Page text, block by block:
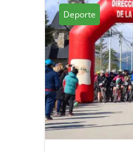
Deporte